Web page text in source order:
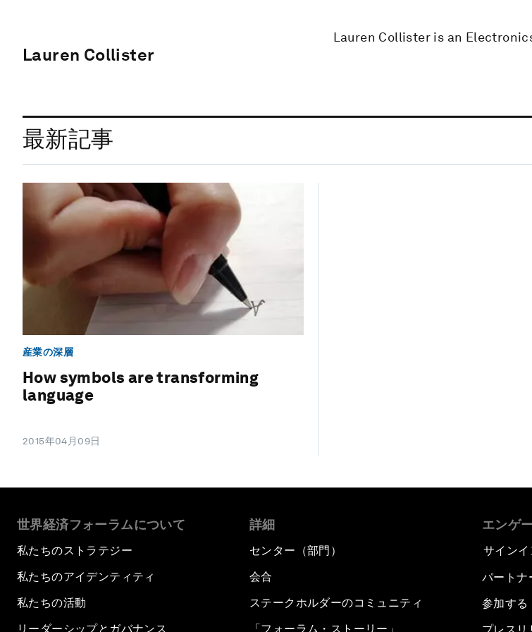
Lauren Collister
Lauren Collister is an
最新記事
産業の深層
How symbols are transforming
language
2015年04月09日
世界経済フォーラムについて
私たちのストラテジー
私たちのアイデンティティ
私たちの活動
リーダーシップとガバナンス
詳細
センター（部門）
会合
ステークホルダーのコミュニティ
「フォーラム・ストーリー」
エンゲ
サインイ
パートナ
参加する